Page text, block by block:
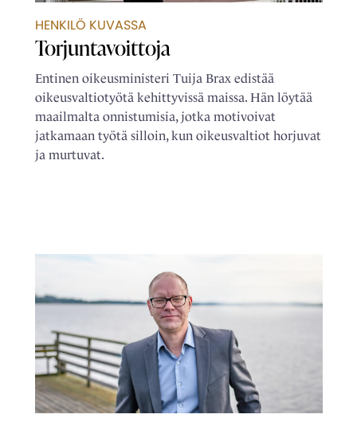
HENKILÖ KUVASSA
Torjuntavoittoja
Entinen oikeusministeri Tuija Brax edistää
oikeusvaltiotyötä kehittyvissä maissa. Hän löytää
maailmalta onnistumisia, jotka motivoivat
jatkamaan työtä silloin, kun oikeusvaltiot horjuvat
ja murtuvat.